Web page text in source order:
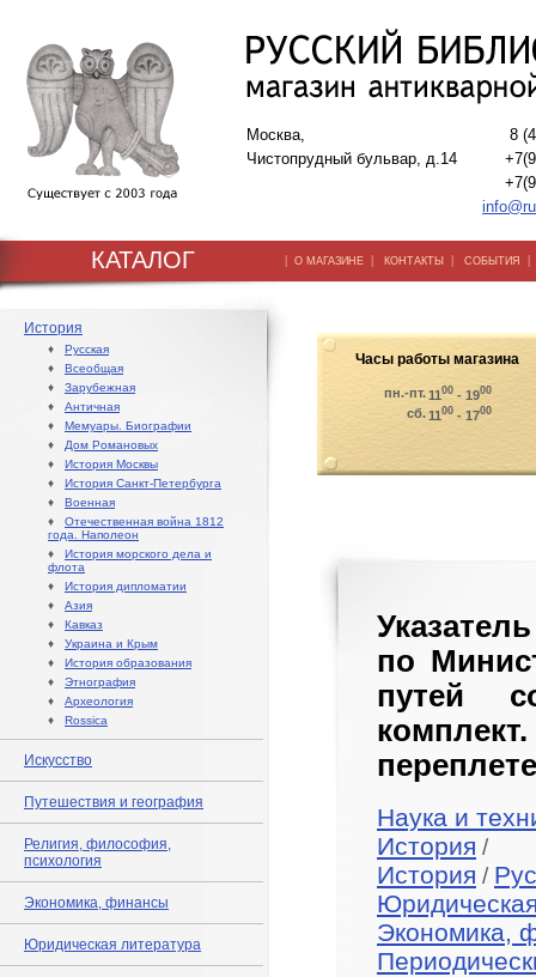
Москва,
Чистопрудный бульвар, д.14
8
КАТАЛОГ | О МАГАЗИНЕ | КОНТАКТЫ | СОБЫТИЯ
История
♦ Русская
♦ Всеобщая
♦ Зарубежная
♦ Античная
♦ Мемуары. Биографии
♦ Дом Романовых
♦ История Москвы
♦ История Санкт-Петербурга
♦ Военная
♦ Отечественная война 1812
года. Наполеон
♦ История морского дела и
флота
♦ История дипломатии
♦ Азия
♦ Кавказ
♦ Украина и Крым
♦ История образования
♦ Этнография
♦ Археология
♦ Rossica
Искусство
Путешествия и география
Религия, философия,
психология
Экономика, финансы
Юридическая литература
Часы работы магазина
пн.-пт.1100 - 1900
сб.1100 - 1700
по
путей
Наука и
История /
История /
Экономика,